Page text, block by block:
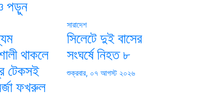
পড়ুন
থাকলে
টেকসই
ফখরুল
সারাদেশ
সিলেটে দুই বাসের
সংঘর্ষে নিহত ৮
শুক্রবার, ০৭ আগস্ট ২০২৬